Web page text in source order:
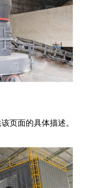
页面的具体描述。